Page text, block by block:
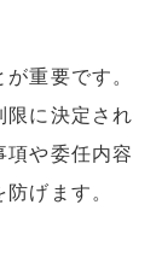
重要です。
限に決定され
項や委任内容
げます。